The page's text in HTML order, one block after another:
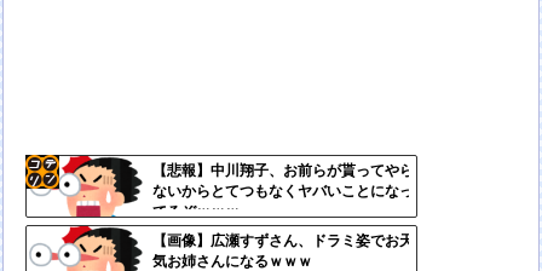
【悲報】中川翔子、お前らが貰ってやら
ないからとてつもなくヤバいことになっ
てるぞｗｗｗ
【画像】広瀬すずさん、ドラミ姿でお天
気お姉さんになるｗｗｗ